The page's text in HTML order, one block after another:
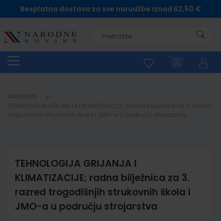
Besplatna dostava za sve narudžbe iznad 62,50 €
Naslovna
TEHNOLOGIJA GRIJANJA I
KLIMATIZACIJE; radna bilježnica za 3.
razred trogodišnjih strukovnih škola i
JMO-a u području strojarstva